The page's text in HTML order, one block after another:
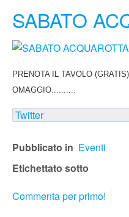
SABATO
PRENOTA IL TAVOLO
OMAGGIO..........
Twitter
Pubblicato in Eventi
Etichettato sotto
Commenta per primo!